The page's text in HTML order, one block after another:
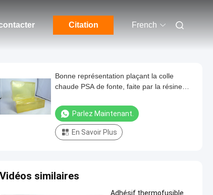
Citation French
Bonne représentation plaçant la colle
chaude PSA de fonte, faite par la résine
Parlez Maintenant.
En Savoir Plus
Vidéos similaires
Adhésif thermofusible